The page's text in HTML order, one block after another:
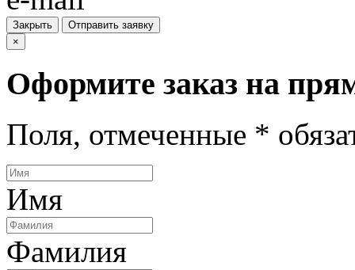
Закрыть
Отправить заявку
×
Оформите заказ на
Поля, отмеченные *
Имя
Фамилия